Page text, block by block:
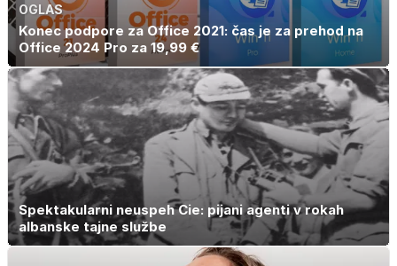
OGLAS
Konec podpore za Office 2021: čas je za prehod na
Office 2024 Pro za 19,99 €
Spektakularni neuspeh Cie: pijani agenti v rokah
albanske tajne službe